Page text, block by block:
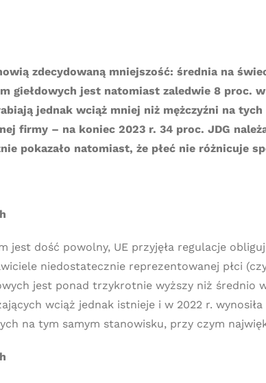
zdecydowaną mniejszość: średnia na
giełdowych jest natomiast zaledwie 8 proc.
jednak wciąż mniej niż mężczyźni na
firmy – na koniec 2023 r. 34 proc. JDG
pokazało natomiast, że płeć nie różnicuje
jest dość powolny, UE przyjęła regulacje
niedostatecznie reprezentowanej płci
jest ponad trzykrotnie wyższy niż średnio
wciąż jednak istnieje i w 2022 r.
na tym samym stanowisku, przy czym